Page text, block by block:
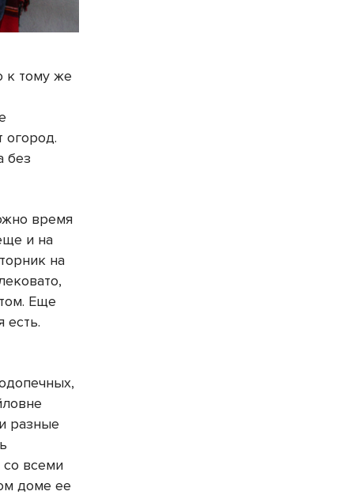
к тому же
огород.
без
время
и на
на
Еще
есть.
разные
всеми
доме ее